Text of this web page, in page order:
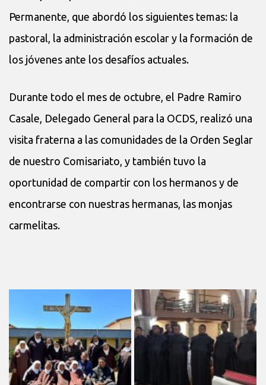
Permanente, que abordó los siguientes temas: la
pastoral, la administración escolar y la formación de
los jóvenes ante los desafíos actuales.
Durante todo el mes de octubre, el Padre Ramiro
Casale, Delegado General para la OCDS, realizó una
visita fraterna a las comunidades de la Orden Seglar
de nuestro Comisariato, y también tuvo la
oportunidad de compartir con los hermanos y de
encontrarse con nuestras hermanas, las monjas
carmelitas.